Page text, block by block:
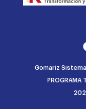
Gomariz